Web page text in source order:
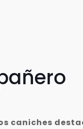
caniches